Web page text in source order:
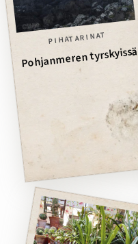
PIHATARINAT
Pohjanmeren tyrskyissä